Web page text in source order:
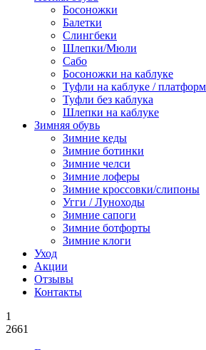
Босоножки
Балетки
Слингбеки
Шлепки/Мюли
Сабо
Босоножки на каблуке
Туфли на каблуке /
Туфли без каблука
Шлепки на каблуке
Зимняя обувь
Зимние кеды
Зимние ботинки
Зимние челси
Зимние лоферы
Зимние кроссовки/слипоны
Угги / Луноходы
Зимние сапоги
Зимние ботфорты
Зимние клоги
Уход
Акции
Отзывы
Контакты
1
2661